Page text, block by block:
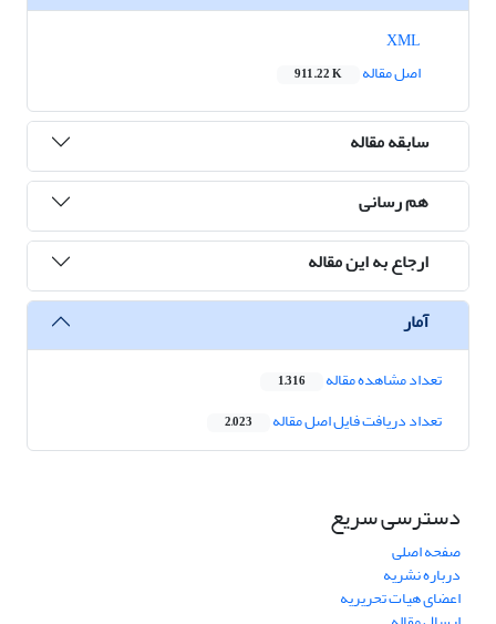
اصل مقاله
911.22 K
سابقه مقاله
هم رسانی
ارجاع به این مقاله
آمار
تعداد مشاهده مقاله 1,316
تعداد دریافت فایل اصل مقاله 2,023
دسترسی سریع
صفحه اصلی
درباره نشریه
اعضای هیات تحریریه